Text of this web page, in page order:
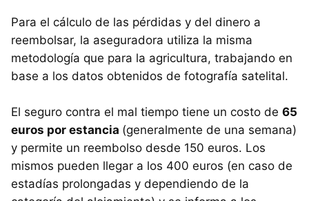
Para el cálculo de las pérdidas y del dinero a
reembolsar, la aseguradora utiliza la misma
metodología que para la agricultura, trabajando en
base a los datos obtenidos de fotografía satelital.
El seguro contra el mal tiempo tiene un costo de 65
euros por estancia (generalmente de una semana)
y permite un reembolso desde 150 euros. Los
mismos pueden llegar a los 400 euros (en caso de
estadías prolongadas y dependiendo de la